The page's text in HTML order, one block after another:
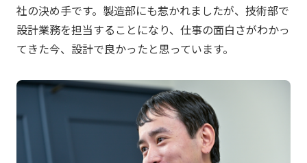
社の決め手です。製造部にも惹かれましたが、技術部で
設計業務を担当することになり、仕事の面白さがわかっ
てきた今、設計で良かったと思っています。